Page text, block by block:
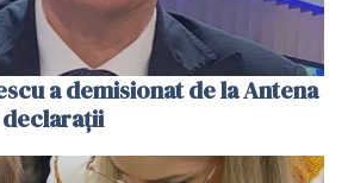
a demisionat de la Antena
declarații